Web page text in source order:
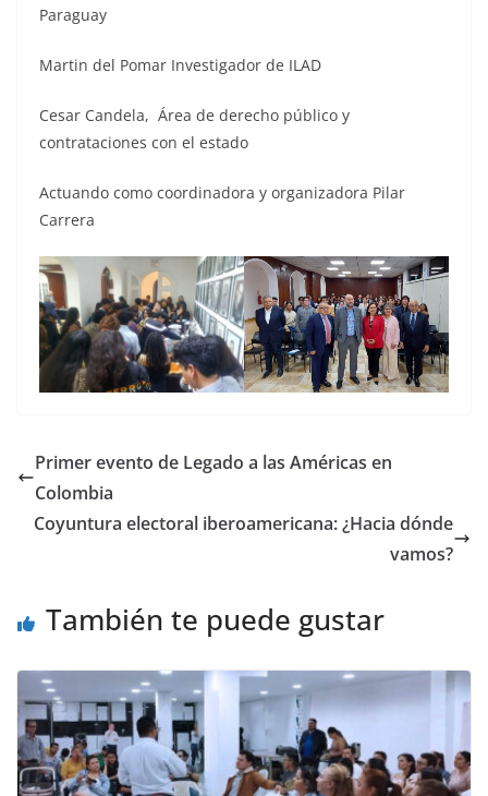
Paraguay
Martin del Pomar Investigador de ILAD
Cesar Candela, Área de derecho público y
contrataciones con el estado
Actuando como coordinadora y organizadora Pilar
Carrera
Primer evento de Legado a las Américas en
Colombia
Coyuntura electoral iberoamericana: ¿Hacia dónde
vamos?
También te puede gustar